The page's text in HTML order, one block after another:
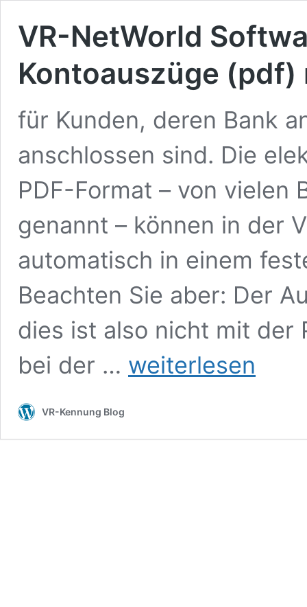
VR-NetWorld
Kontoauszüge
für Kunden, deren Bank
anschlossen sind. Die
PDF-Format – von vielen
genannt – können in der
automatisch in einem
Beachten Sie aber: Der
dies ist also nicht mit der
bei der …
NetWorld
monatlich
weiterlesen
VR-Kennung Blog